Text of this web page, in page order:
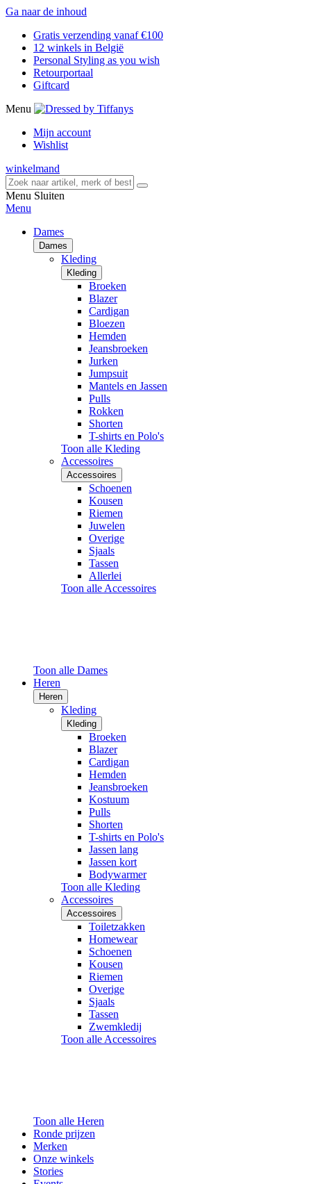
Ga naar de inhoud
Gratis verzending vanaf €100
12 winkels in België
Personal Styling as you wish
Retourportaal
Giftcard
Menu
Mijn account
Wishlist
winkelmand
Menu Sluiten
Menu
Dames
Dames
Kleding
Kleding
Broeken
Blazer
Cardigan
Bloezen
Hemden
Jeansbroeken
Jurken
Jumpsuit
Mantels en Jassen
Pulls
Rokken
Shorten
T-shirts en Polo's
Toon alle Kleding
Accessoires
Accessoires
Schoenen
Kousen
Riemen
Juwelen
Overige
Sjaals
Tassen
Allerlei
Toon alle Accessoires
Toon alle Dames
Heren
Heren
Kleding
Kleding
Broeken
Blazer
Cardigan
Hemden
Jeansbroeken
Kostuum
Pulls
Shorten
T-shirts en Polo's
Jassen lang
Jassen kort
Bodywarmer
Toon alle Kleding
Accessoires
Accessoires
Toiletzakken
Homewear
Schoenen
Kousen
Riemen
Overige
Sjaals
Tassen
Zwemkledij
Toon alle Accessoires
Toon alle Heren
Ronde prijzen
Merken
Onze winkels
Stories